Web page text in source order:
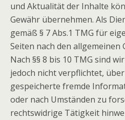
und Aktualität der Inhalte
Gewähr übernehmen. Als
gemäß § 7 Abs.1 TMG für
Seiten nach den allgemeinen
Nach §§ 8 bis 10 TMG sind
jedoch nicht verpflichtet,
gespeicherte fremde
oder nach Umständen zu
rechtswidrige Tätigkeit